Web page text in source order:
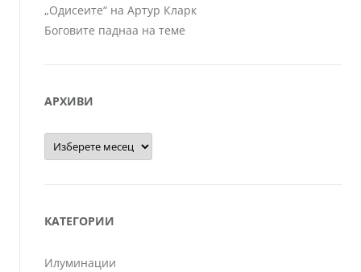
„Одисеите“ на Артур Кларк
Боговите паднаа на теме
АРХИВИ
Архиви
КАТЕГОРИИ
Илуминации